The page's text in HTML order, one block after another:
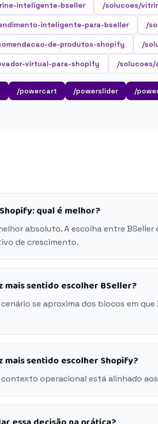
inteligente-bseller /solucoes/
inteligente-para-bseller /
de-produtos-shopify /
virtual-para-shopify /
/powercart /powerslider /
qual é melhor?
absoluto. A escolha entre
de crescimento.
mais sentido escolher BSeller?
cenário se aproxima dos blocos em
mais sentido escolher Shopify?
contexto operacional está alinhado